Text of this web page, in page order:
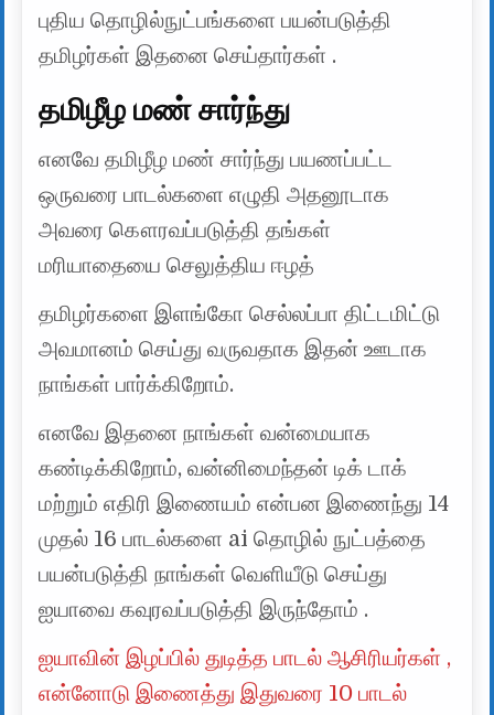
புதிய தொழில்நுட்பங்களை பயன்படுத்தி
தமிழர்கள் இதனை செய்தார்கள் .
தமிழீழ மண் சார்ந்து
எனவே தமிழீழ மண் சார்ந்து பயணப்பட்ட
ஒருவரை பாடல்களை எழுதி அதனூடாக
அவரை கௌரவப்படுத்தி தங்கள்
மரியாதையை செலுத்திய ஈழத்
தமிழர்களை இளங்கோ செல்லப்பா திட்டமிட்டு
அவமானம் செய்து வருவதாக இதன் ஊடாக
நாங்கள் பார்க்கிறோம்.
எனவே இதனை நாங்கள் வன்மையாக
கண்டிக்கிறோம், வன்னிமைந்தன் டிக் டாக்
மற்றும் எதிரி இணையம் என்பன இணைந்து 14
முதல் 16 பாடல்களை ai தொழில் நுட்பத்தை
பயன்படுத்தி நாங்கள் வெளியீடு செய்து
ஐயாவை கவுரவப்படுத்தி இருந்தோம் .
ஐயாவின் இழப்பில் துடித்த பாடல் ஆசிரியர்கள் ,
என்னோடு இணைத்து இதுவரை 10 பாடல்